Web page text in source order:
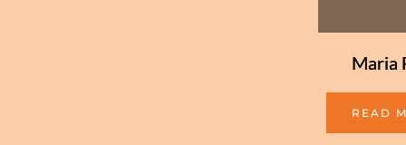
Maria
READ